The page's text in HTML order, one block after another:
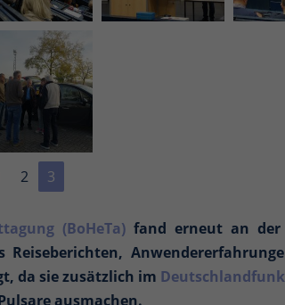
2 3
(BoHeTa) fand erneut an der
Reiseberichten,
da sie zusätzlich im Deutschlandfunk
ausmachen.